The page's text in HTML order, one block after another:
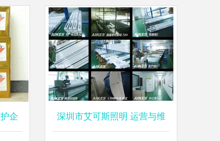
企 深圳市艾可斯照明 运营与维